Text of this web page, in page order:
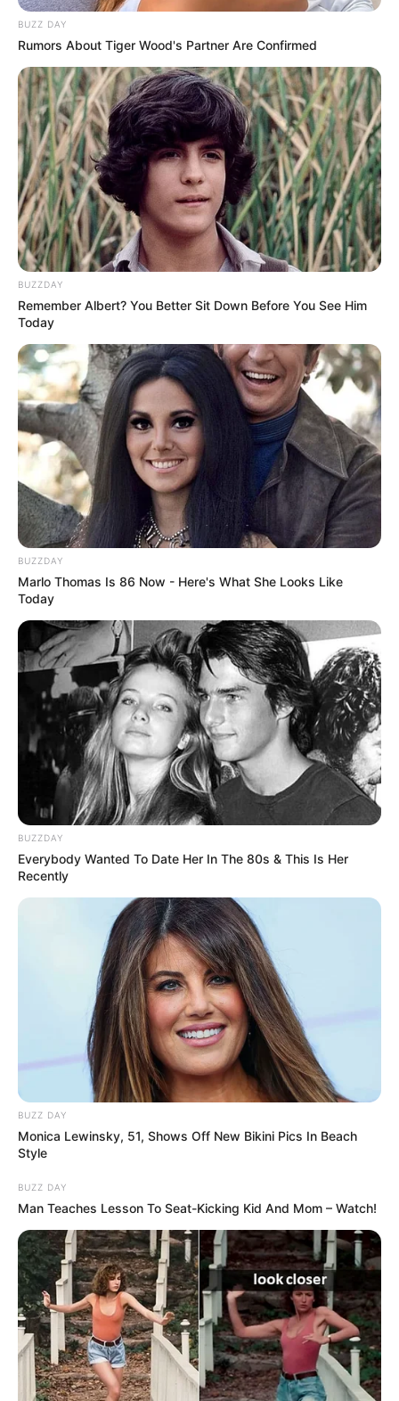
BUZZ DAY
Rumors About Tiger Wood's Partner Are Confirmed
BUZZDAY
Remember Albert? You Better Sit Down Before You See Him
Today
BUZZDAY
Marlo Thomas Is 86 Now - Here's What She Looks Like
Today
BUZZDAY
Everybody Wanted To Date Her In The 80s & This Is Her
Recently
BUZZ DAY
Monica Lewinsky, 51, Shows Off New Bikini Pics In Beach
Style
BUZZ DAY
Man Teaches Lesson To Seat-Kicking Kid And Mom – Watch!